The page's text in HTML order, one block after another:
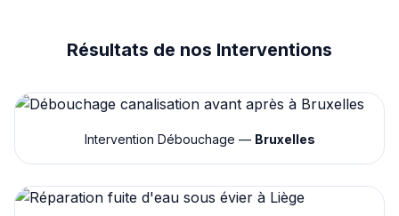
Résultats de nos Interventions
Intervention Débouchage — Bruxelles